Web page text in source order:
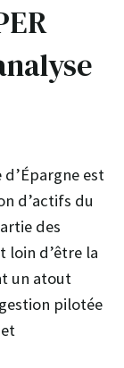
d’Épargne est
d’actifs du
des
loin d’être la
un atout
pilotée